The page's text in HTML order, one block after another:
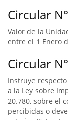
Circular
Valor de la
entre el 1 Enero
Circular
Instruye
a la Ley sobre
20.780, sobre el
percibidas o